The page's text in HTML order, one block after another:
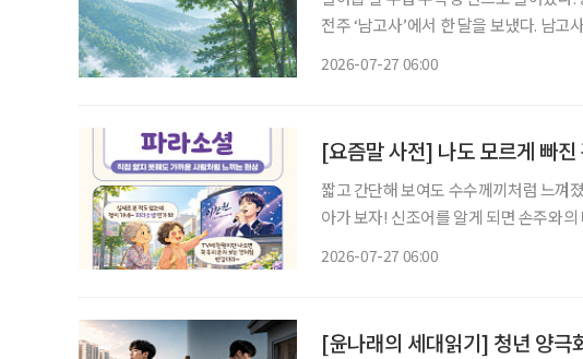
전주 ‘남고사’에서 한 달을 보냈다. 남
2026-07-27 06:00
[요즘말 사전] 나도 모르게 빠진
짧고 간단해 보여도 수수께끼처럼 느껴
아가 보자! 신조어를 알게 되면 손주와
2026-07-27 06:00
[윤나래의 세대읽기] 청년 양극